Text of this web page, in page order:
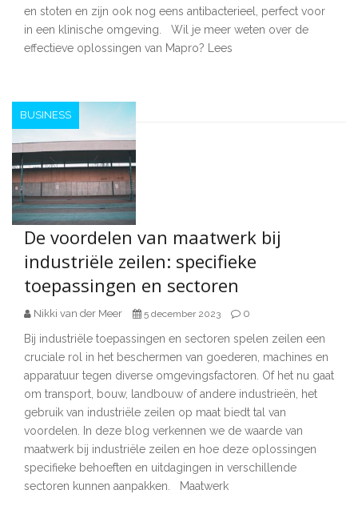
en stoten en zijn ook nog eens antibacterieel, perfect voor
in een klinische omgeving. Wil je meer weten over de
effectieve oplossingen van Mapro? Lees
BUSINESS
De voordelen van maatwerk bij
industriële zeilen: specifieke
toepassingen en sectoren
Nikki van der Meer 5 december 2023 0
Bij industriële toepassingen en sectoren spelen zeilen een
cruciale rol in het beschermen van goederen, machines en
apparatuur tegen diverse omgevingsfactoren. Of het nu gaat
om transport, bouw, landbouw of andere industrieën, het
gebruik van industriële zeilen op maat biedt tal van
voordelen. In deze blog verkennen we de waarde van
maatwerk bij industriële zeilen en hoe deze oplossingen
specifieke behoeften en uitdagingen in verschillende
sectoren kunnen aanpakken. Maatwerk